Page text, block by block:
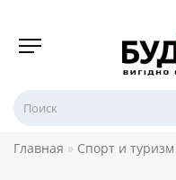
Главная Спорт и туризм